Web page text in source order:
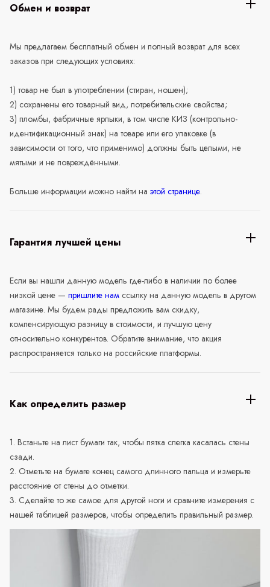
Обмен и возврат
Мы предлагаем бесплатный обмен и полный возврат для всех
заказов при следующих условиях:
1) товар не был в употреблении (стиран, ношен);
2) сохранены его товарный вид, потребительские свойства;
3) пломбы, фабричные ярлыки, в том числе КИЗ (контрольно-
идентификационный знак) на товаре или его упаковке (в
зависимости от того, что применимо) должны быть целыми, не
мятыми и не повреждёнными.
Больше информации можно найти на этой странице.
Гарантия лучшей цены
Если вы нашли данную модель где-либо в наличии по более
низкой цене — пришлите нам ссылку на данную модель в другом
магазине. Мы будем рады предложить вам скидку,
компенсирующую разницу в стоимости, и лучшую цену
относительно конкурентов. Обратите внимание, что акция
распространяется только на российские платформы.
Как определить размер
1. Встаньте на лист бумаги так, чтобы пятка слегка касалась стены
сзади.
2. Отметьте на бумаге конец самого длинного пальца и измерьте
расстояние от стены до отметки.
3. Сделайте то же самое для другой ноги и сравните измерения с
нашей таблицей размеров, чтобы определить правильный размер.